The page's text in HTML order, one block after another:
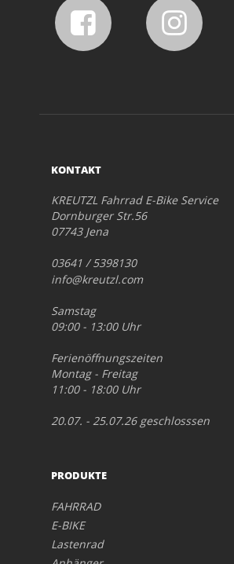
KONTAKT
KREUTZL Fahrrad E-Bike Service
Dornburger Str.56
07743 Jena
03641 / 5398130
info@kreutzl.com
Samstag
09:00 - 13:00 Uhr
Ferienöffnungszeiten
Montag - Freitag
11:00 - 18:00 Uhr
20.07. - 25.07.26 geschlosssen
PRODUKTE
FAHRRAD
E-BIKE
Lastenrad